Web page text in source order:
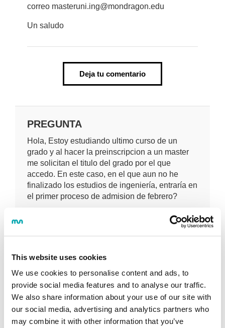
This website uses cookies
We use cookies to personalise content and ads, to
provide social media features and to analyse our traffic.
We also share information about your use of our site with
our social media, advertising and analytics partners who
may combine it with other information that you’ve
correo masteruni.ing@mondragon.edu
Un saludo
Deja tu comentario
PREGUNTA
Hola, Estoy estudiando ultimo curso de un
grado y al hacer la preinscripcion a un master
me solicitan el titulo del grado por el que
accedo. En este caso, en el que aun no he
finalizado los estudios de ingeniería, entraría en
el primer proceso de admision de febrero?
(Durango) Thu Jan 15 22:56:36 GMT
RESPUESTA
Buenos días:
Las mayoría de las y los estudiantes que
acceder al Máster Universitario están
finalizando sus estudios de Grado por lo que no
disponen del título de grado.